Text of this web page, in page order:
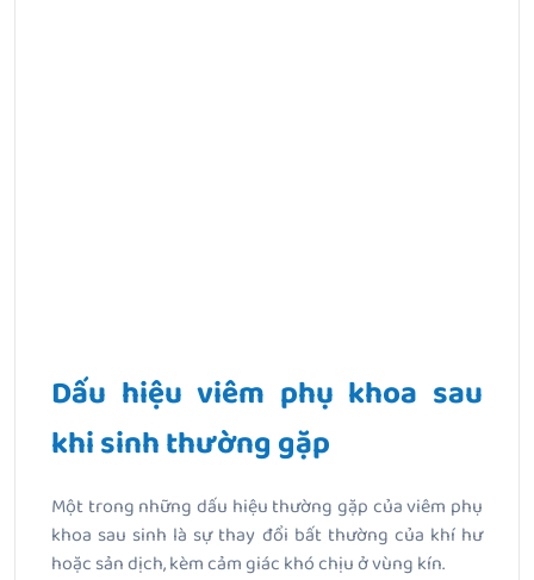
Dấu hiệu viêm phụ khoa sau
khi sinh thường gặp
Một trong những dấu hiệu thường gặp của viêm phụ
khoa sau sinh là sự thay đổi bất thường của khí hư
hoặc sản dịch, kèm cảm giác khó chịu ở vùng kín.